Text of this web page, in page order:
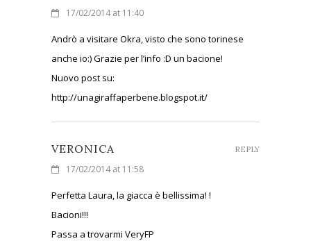
17/02/2014 at 11:40
Andrò a visitare Okra, visto che sono torinese
anche io:) Grazie per l’info :D un bacione!
Nuovo post su:
http://unagiraffaperbene.blogspot.it/
VERONICA
17/02/2014 at 11:58
Perfetta Laura, la giacca è bellissima! !
Bacioni!!!
Passa a trovarmi VeryFP
REPLY